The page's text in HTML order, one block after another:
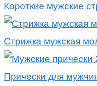
Короткие мужские
Стрижка мужская
Прически для